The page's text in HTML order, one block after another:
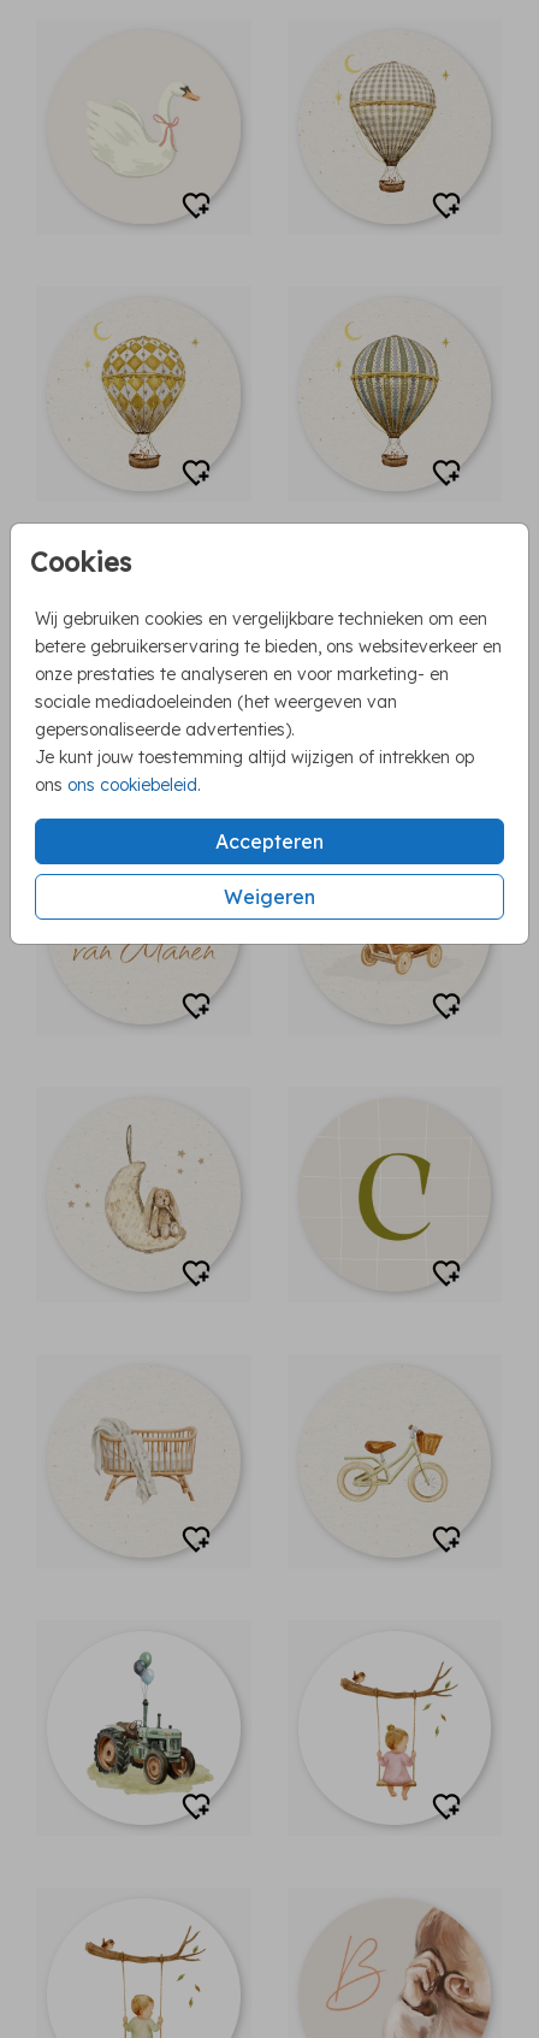
Cookies
Wij gebruiken cookies en vergelijkbare technieken om een
betere gebruikerservaring te bieden, ons websiteverkeer en
onze prestaties te analyseren en voor marketing- en
sociale mediadoeleinden (het weergeven van
gepersonaliseerde advertenties).
Je kunt jouw toestemming altijd wijzigen of intrekken op
ons ons cookiebeleid.
Accepteren
Weigeren